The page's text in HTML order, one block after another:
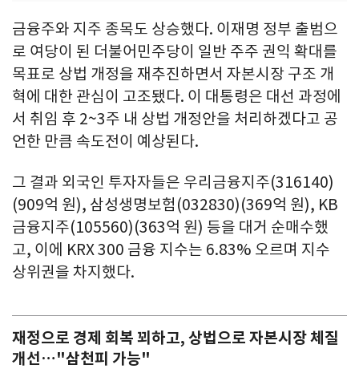
금융주와 지주 종목도 상승했다. 이재명 정부 출범으
로 여당이 된 더불어민주당이 일반 주주 권익 확대를
목표로 상법 개정을 재추진하면서 자본시장 구조 개
혁에 대한 관심이 고조됐다. 이 대통령은 대선 과정에
서 취임 후 2~3주 내 상법 개정안을 처리하겠다고 공
언한 만큼 속도전이 예상된다.
그 결과 외국인 투자자들은 우리금융지주(316140)
(909억 원), 삼성생명보험(032830)(369억 원), KB
금융지주(105560)(363억 원) 등을 대거 순매수했
고, 이에 KRX 300 금융 지수는 6.83% 오르며 지수
상위권을 차지했다.
재정으로 경제 회복 꾀하고, 상법으로 자본시장 체질
개선…"삼천피 가능"